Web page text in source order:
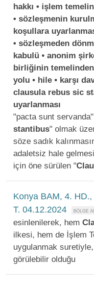
hakkı • işlem
• sözleşmenin
koşullara
• sözleşmeden
kabulü • anonim
birliğinin temelinden
yolu • hile • karşı
clausula rebus sic
uyarlanması
"pacta sunt
stantibus" olmak
söze sadık
adaletsiz hale
için öne sürülen "
Konya BAM, 4.
T. 04.12.2024
esinlenilerek, hem
ilkesi, hem de İşlem
uygulanmak
görülebilir olduğu